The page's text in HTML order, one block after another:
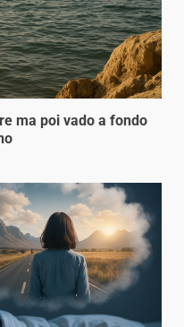
ma poi vado a fondo